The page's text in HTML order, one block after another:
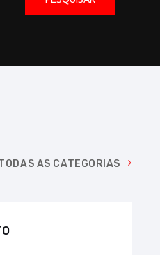
AS CATEGORIAS